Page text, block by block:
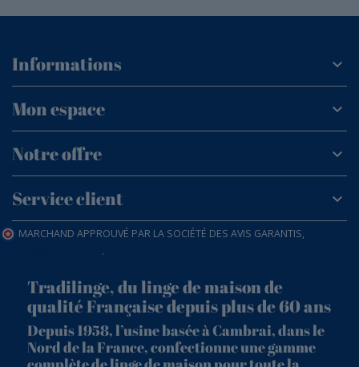
Informations
Mon espace
Notre offre
Service client
MARCHAND APPROUVÉ PAR LA SOCIÉTÉ DES AVIS GARANTIS,
.
Tradilinge, du linge de maison de
qualité Française depuis plus de 60 ans
Depuis 1958, l’usine basée à Cambrai, dans le
Nord de la France, confectionne une gamme